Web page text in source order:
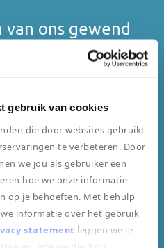
gebruik van cookies
die door websites gebruikt
te verbeteren. Door
we jou als gebruiker een
hoe we onze informatie
op je behoeften. Met behulp
informatie over het gebruik
statement leggen we je
ons gewend
middelen